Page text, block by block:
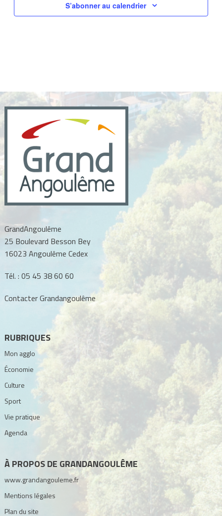
S’abonner au calendrier
GrandAngoulême
25 Boulevard Besson Bey
16023 Angoulême Cedex
Tél. : 05 45 38 60 60
Contacter Grandangoulême
RUBRIQUES
Mon agglo
Économie
Culture
Sport
Vie pratique
Agenda
À PROPOS DE GRANDANGOULÊME
www.grandangouleme.fr
Mentions légales
Plan du site